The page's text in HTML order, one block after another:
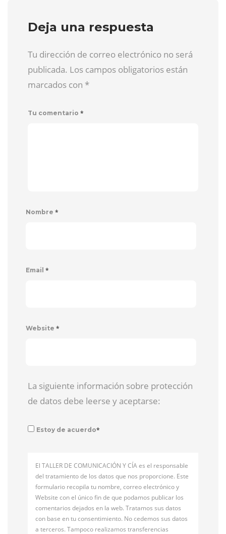
Deja una respuesta
Tu dirección de correo electrónico no será
publicada. Los campos obligatorios están
marcados con *
Tu comentario *
Nombre *
Email *
Website *
La siguiente información sobre protección
de datos debe leerse y aceptarse:
Estoy de acuerdo*
El TALLER DE COMUNICACIÓN Y CÍA es el responsable
del tratamiento de los datos que nos proporcione. Este
formulario recopila tu nombre, correo electrónico y
Website con el único fin de que podamos publicar los
comentarios dejados en la web. Tratamos sus datos
con base en tu consentimiento. No cedemos sus datos
a terceros. Tampoco realizamos transferencias